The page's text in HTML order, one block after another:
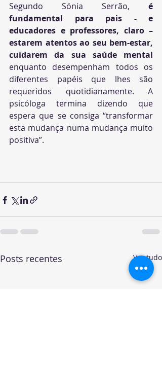
Segundo Sónia Serrão, é
fundamental para pais - e
educadores e professores, claro –
estarem atentos ao seu bem-estar,
cuidarem da sua saúde mental
enquanto desempenham todos os
diferentes papéis que lhes são
requeridos quotidianamente. A
psicóloga termina dizendo que
espera que se consiga “transformar
esta mudança numa mudança muito
positiva”.
Posts recentes Ver tudo